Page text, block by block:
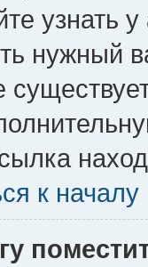
узнать
нужный
к началу